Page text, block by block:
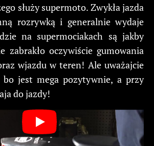
służy supermoto. Zwykła jazda
rozrywką i generalnie wydaje
na supermociakach są jakby
zabrakło oczywiście gumowania
wjazdu w teren! Ale uważajcie
bo jest mega pozytywnie, a przy
do jazdy!